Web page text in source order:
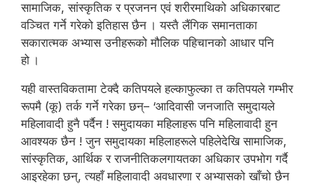
सामाजिक, सांस्कृतिक र प्रजनन एवं शरीरमाथिको अधिकारबाट
वञ्चित गर्ने गरेको इतिहास छैन । यस्तै लैंगिक समानताका
सकारात्मक अभ्यास उनीहरूको मौलिक पहिचानको आधार पनि
हो ।
यही वास्तविकतामा टेक्दै कतिपयले हल्काफुल्का त कतिपयले गम्भीर
रूपमै (कू) तर्क गर्ने गरेका छन्– ‘आदिवासी जनजाति समुदायले
महिलावादी हुनै पर्दैन ! समुदायका महिलाहरू पनि महिलावादी हुन
आवश्यक छैन ! जुन समुदायका महिलाहरूले पहिलेदेखि सामाजिक,
सांस्कृतिक, आर्थिक र राजनीतिकलगायतका अधिकार उपभोग गर्दै
आइरहेका छन्, त्यहाँ महिलावादी अवधारणा र अभ्यासको खाँचो छैन